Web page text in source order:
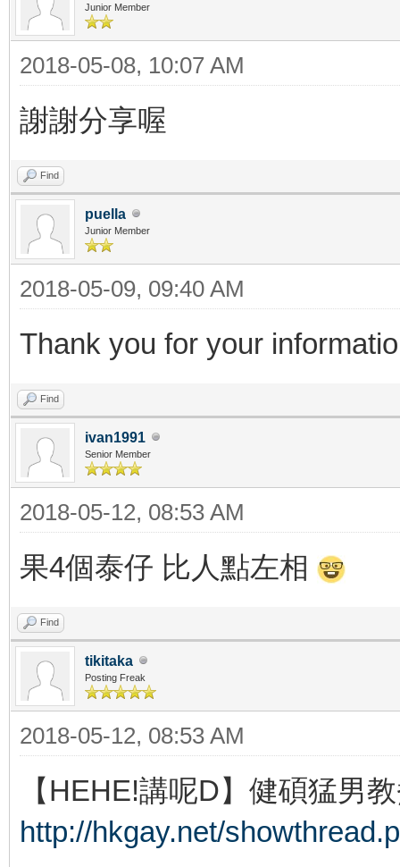
Junior Member
2018-05-08, 10:07 AM
謝謝分享喔
Find
puella
Junior Member
2018-05-09, 09:40 AM
Thank you for your
Find
ivan1991
Senior Member
2018-05-12, 08:53 AM
果4個泰仔 比人點左相
Find
tikitaka
Posting Freak
2018-05-12, 08:53 AM
【HEHE!講呢D】健碩猛男
http://hkgay.net/